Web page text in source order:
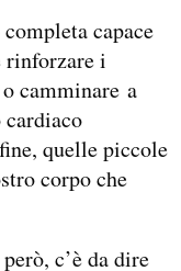
capace
rinforzare i
camminare a
quelle piccole
corpo che
c’è da dire